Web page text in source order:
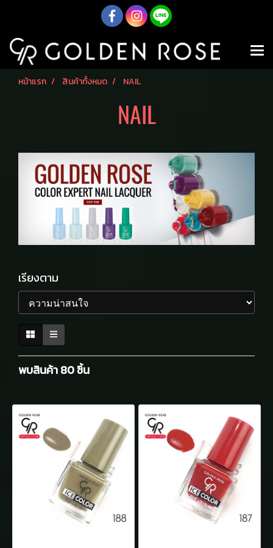
หน้าแรก สินค้าทั้งหมด NAIL
NAIL
เรียงตาม
พบสินค้า 80 ชิ้น